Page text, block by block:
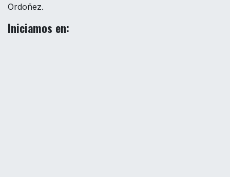
Ordoñez.
Iniciamos en: